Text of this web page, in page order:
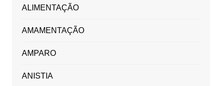
ALIMENTAÇÃO
AMAMENTAÇÃO
AMPARO
ANISTIA